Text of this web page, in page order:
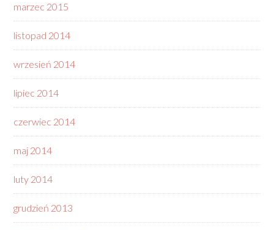
marzec 2015
listopad 2014
wrzesień 2014
lipiec 2014
czerwiec 2014
maj 2014
luty 2014
grudzień 2013